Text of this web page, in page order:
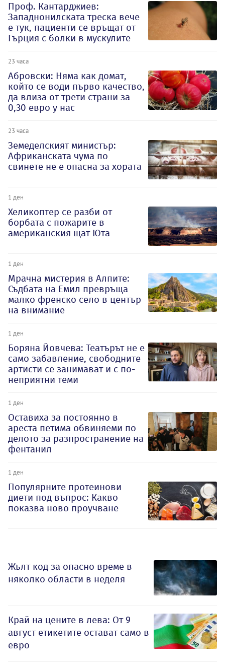
Проф. Кантарджиев:
Западнонилската треска вече
е тук, пациенти се връщат от
Гърция с болки в мускулите
23 часа
Абровски: Няма как домат,
който се води първо качество,
да влиза от трети страни за
0,30 евро у нас
23 часа
Земеделският министър:
Африканската чума по
свинете не е опасна за хората
1 ден
Хеликоптер се разби от
борбата с пожарите в
американския щат Юта
1 ден
Мрачна мистерия в Алпите:
Съдбата на Емил превръща
малко френско село в център
на внимание
1 ден
Боряна Йовчева: Театърът не е
само забавление, свободните
артисти се занимават и с по-
неприятни теми
1 ден
Оставиха за постоянно в
ареста петима обвиняеми по
делото за разпространение на
фентанил
1 ден
Популярните протеинови
диети под въпрос: Какво
показва ново проучване
Жълт код за опасно време в
няколко области в неделя
Край на цените в лева: От 9
август етикетите остават само в
евро